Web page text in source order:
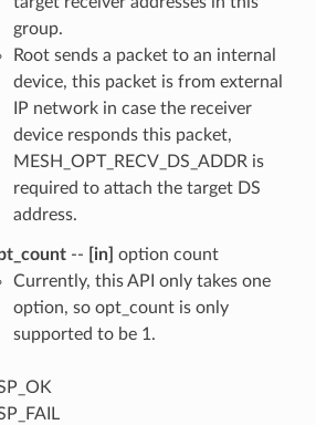
group.
Root sends a packet to an internal
device, this packet is from external
IP network in case the receiver
device responds this packet,
MESH_OPT_RECV_DS_ADDR is
required to attach the target DS
address.
-- [in] option count
Currently, this API only takes one
option, so opt_count is only
supported to be 1.